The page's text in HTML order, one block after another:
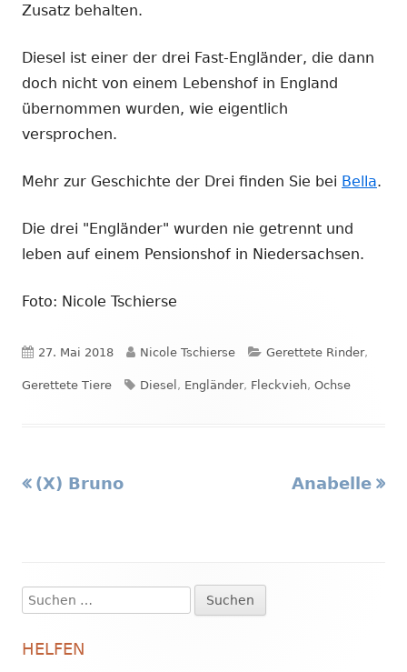
Zusatz behalten.
Diesel ist einer der drei Fast-Engländer, die dann
doch nicht von einem Lebenshof in England
übernommen wurden, wie eigentlich
versprochen.
Mehr zur Geschichte der Drei finden Sie bei Bella.
Die drei "Engländer" wurden nie getrennt und
leben auf einem Pensionshof in Niedersachsen.
Foto: Nicole Tschierse
Veröffentlicht
am
27. Mai 2018 Autor
Nicole Tschierse Kategorien
Gerettete Rinder,
Gerettete Tiere Schlagwörter
Diesel , Engländer, Fleckvieh, Ochse
Beitragsnavigation
Vorheriger
(X) Bruno
Nächster
Anabelle
Haupt-
Seitenleiste
Suchen
nach:
HELFEN